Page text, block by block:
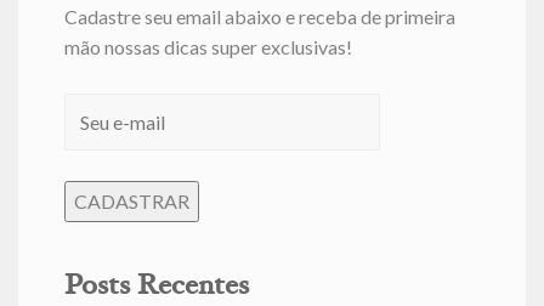
Cadastre seu email abaixo e receba de primeira
mão nossas dicas super exclusivas!
Posts Recentes